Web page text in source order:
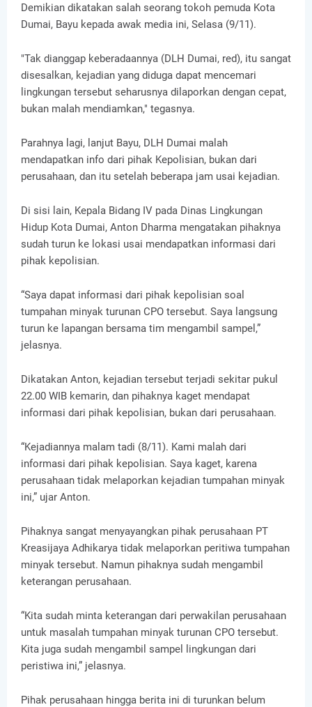
Demikian dikatakan salah seorang tokoh pemuda Kota
Dumai, Bayu kepada awak media ini, Selasa (9/11).
"Tak dianggap keberadaannya (DLH Dumai, red), itu sangat
disesalkan, kejadian yang diduga dapat mencemari
lingkungan tersebut seharusnya dilaporkan dengan cepat,
bukan malah mendiamkan," tegasnya.
Parahnya lagi, lanjut Bayu, DLH Dumai malah
mendapatkan info dari pihak Kepolisian, bukan dari
perusahaan, dan itu setelah beberapa jam usai kejadian.
Di sisi lain, Kepala Bidang IV pada Dinas Lingkungan
Hidup Kota Dumai, Anton Dharma mengatakan pihaknya
sudah turun ke lokasi usai mendapatkan informasi dari
pihak kepolisian.
“Saya dapat informasi dari pihak kepolisian soal
tumpahan minyak turunan CPO tersebut. Saya langsung
turun ke lapangan bersama tim mengambil sampel,”
jelasnya.
Dikatakan Anton, kejadian tersebut terjadi sekitar pukul
22.00 WIB kemarin, dan pihaknya kaget mendapat
informasi dari pihak kepolisian, bukan dari perusahaan.
“Kejadiannya malam tadi (8/11). Kami malah dari
informasi dari pihak kepolisian. Saya kaget, karena
perusahaan tidak melaporkan kejadian tumpahan minyak
ini,” ujar Anton.
Pihaknya sangat menyayangkan pihak perusahaan PT
Kreasijaya Adhikarya tidak melaporkan peritiwa tumpahan
minyak tersebut. Namun pihaknya sudah mengambil
keterangan perusahaan.
“Kita sudah minta keterangan dari perwakilan perusahaan
untuk masalah tumpahan minyak turunan CPO tersebut.
Kita juga sudah mengambil sampel lingkungan dari
peristiwa ini,” jelasnya.
Pihak perusahaan hingga berita ini di turunkan belum